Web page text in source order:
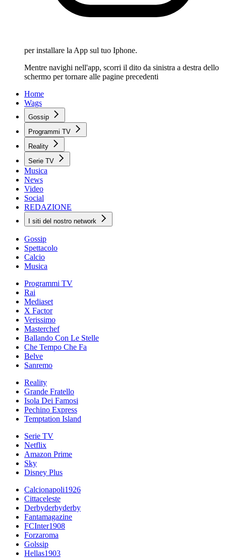
per installare la App sul tuo Iphone.
Mentre navighi nell'app, scorri il dito da sinistra a destra dello
schermo per tornare alle pagine precedenti
Home
Wags
Gossip
Programmi TV
Reality
Serie TV
Musica
News
Video
Social
REDAZIONE
I siti del nostro network
Gossip
Spettacolo
Calcio
Musica
Programmi TV
Rai
Mediaset
X Factor
Verissimo
Masterchef
Ballando Con Le Stelle
Che Tempo Che Fa
Belve
Sanremo
Reality
Grande Fratello
Isola Dei Famosi
Pechino Express
Temptation Island
Serie TV
Netflix
Amazon Prime
Sky
Disney Plus
Calcionapoli1926
Cittaceleste
Derbyderbyderby
Fantamagazine
FCInter1908
Forzaroma
Golssip
Hellas1903